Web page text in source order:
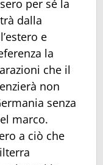
per sé la
dalla
e
la
che il
non
senza
marco.
a ciò che